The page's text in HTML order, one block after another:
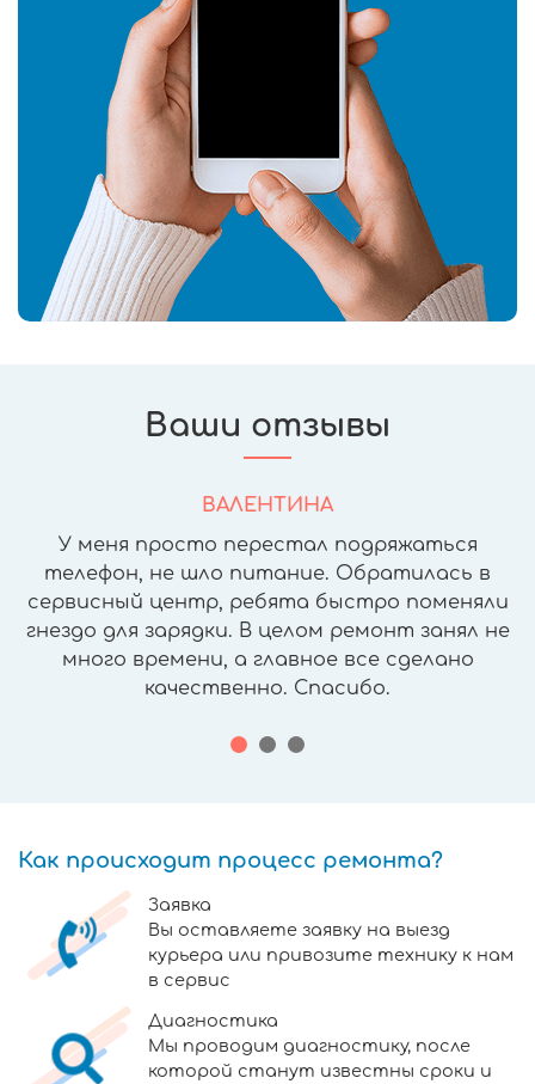
Ваши отзывы
ВАЛЕНТИНА
У меня просто перестал подряжаться
телефон, не шло питание. Обратилась в
сервисный центр, ребята быстро поменяли
гнездо для зарядки. В целом ремонт занял не
много времени, а главное все сделано
качественно. Спасибо.
Как происходит процесс ремонта?
Заявка
Вы оставляете заявку на выезд
курьера или привозите технику к нам
в сервис
Диагностика
Мы проводим диагностику, после
которой станут известны сроки и